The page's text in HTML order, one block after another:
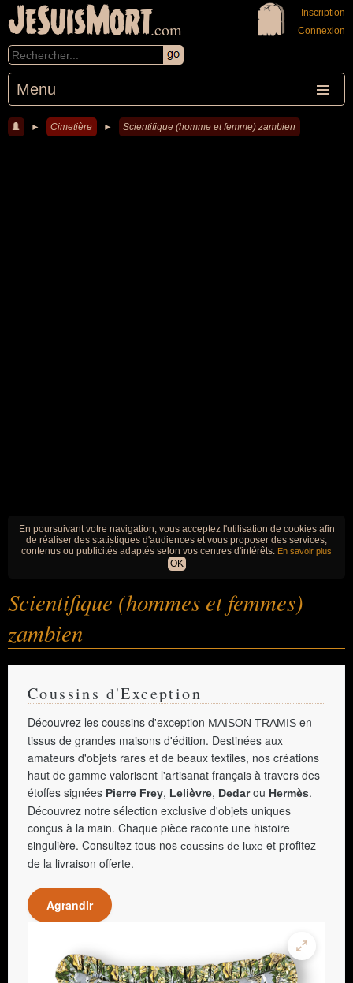
JeSuisMort.com
Menu
Inscription
Connexion
► Cimetière ► Scientifique (homme et femme) zambien
En poursuivant votre navigation, vous acceptez l'utilisation de cookies afin
de réaliser des statistiques d'audiences et vous proposer des services,
contenus ou publicités adaptés selon vos centres d'intérêts. En savoir plus
OK
Scientifique (hommes et femmes)
zambien
Coussins d'Exception
Découvrez les coussins d'exception MAISON TRAMIS en
tissus de grandes maisons d'édition. Destinées aux
amateurs d'objets rares et de beaux textiles, nos créations
haut de gamme valorisent l'artisanat français à travers des
étoffes signées Pierre Frey, Lelièvre, Dedarou Hermès.
Découvrez notre sélection exclusive d'objets uniques
conçus à la main. Chaque pièce raconte une histoire
singulière. Consultez tous nos coussins de luxe et profitez
de la livraison offerte.
Agrandir